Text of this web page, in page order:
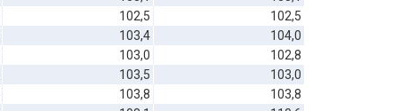
102,5
102,5
103,4
104,0
103,0
102,8
103,5
103,0
103,8
103,8